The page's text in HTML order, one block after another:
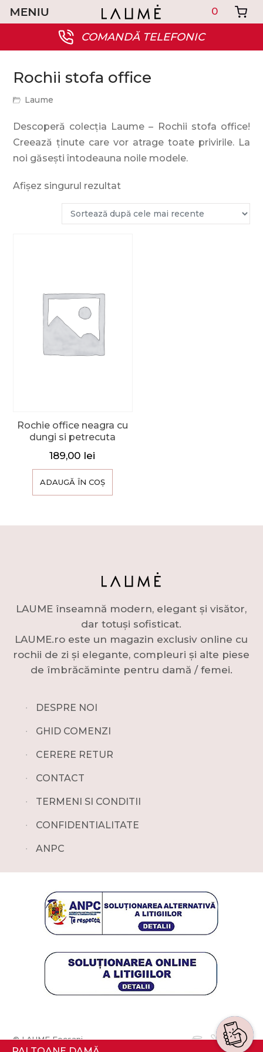
COMANDĂ TELEFONIC
0
Rochii stofa office
Laume
Descoperă colecția Laume – Rochii stofa office!
Creează ținute care vor atrage toate privirile. La
noi găsești întodeauna noile modele.
Afișez singurul rezultat
Rochie office neagra cu
dungi si petrecuta
189,00 lei
ADAUGĂ ÎN COȘ
LAUME înseamnă modern, elegant și visător,
dar totuși sofisticat.
LAUME.ro este un magazin exclusiv online cu
rochii de zi și elegante, compleuri și alte piese
de îmbrăcăminte pentru damă / femei.
∙ DESPRE NOI
∙ GHID COMENZI
∙ CERERE RETUR
∙ CONTACT
∙ TERMENI SI CONDITII
∙ CONFIDENTIALITATE
∙ ANPC
© LAUME Focsani